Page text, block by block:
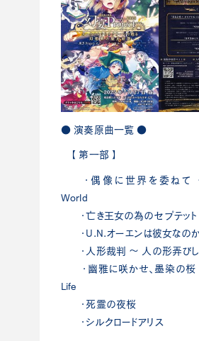
● 演奏原曲一覧 ●
【 第一部 】
・偶像に世界を委ねて
World
・亡き王女の為のセプテット
・U.N.オーエンは彼女なの
・人形裁判 ～ 人の形弄び
・幽雅に咲かせ、墨染の桜
Life
・死霊の夜桜
・シルクロードアリス